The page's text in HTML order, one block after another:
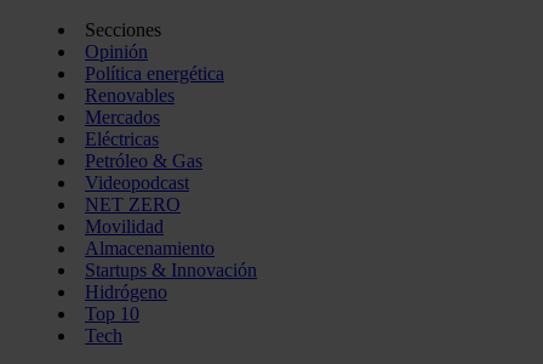
Secciones
Opinión
Política energética
Renovables
Mercados
Eléctricas
Petróleo & Gas
Videopodcast
NET ZERO
Movilidad
Almacenamiento
Startups & Innovación
Hidrógeno
Top 10
Tech